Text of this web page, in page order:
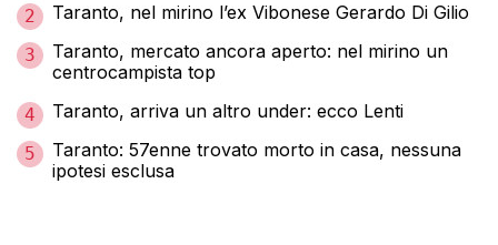
2 Taranto, nel mirino l’ex Vibonese Gerardo Di Gilio
3
Taranto, mercato ancora aperto: nel mirino un
centrocampista top
4 Taranto, arriva un altro under: ecco Lenti
5
Taranto: 57enne trovato morto in casa, nessuna
ipotesi esclusa